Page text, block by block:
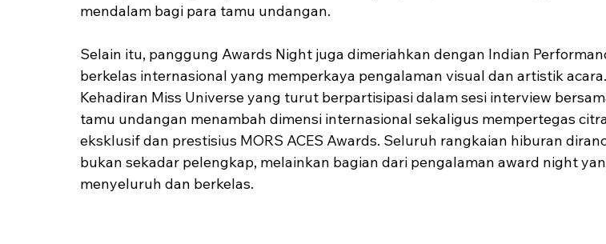
mendalam bagi para tamu undangan.
Selain itu, panggung Awards Night juga dimeriahkan dengan Indian
berkelas internasional yang memperkaya pengalaman visual dan artistik acara.
Kehadiran Miss Universe yang turut berpartisipasi dalam sesi interview
tamu undangan menambah dimensi internasional sekaligus mempertegas
eksklusif dan prestisius MORS ACES Awards. Seluruh rangkaian hiburan
bukan sekadar pelengkap, melainkan bagian dari pengalaman award night
menyeluruh dan berkelas.